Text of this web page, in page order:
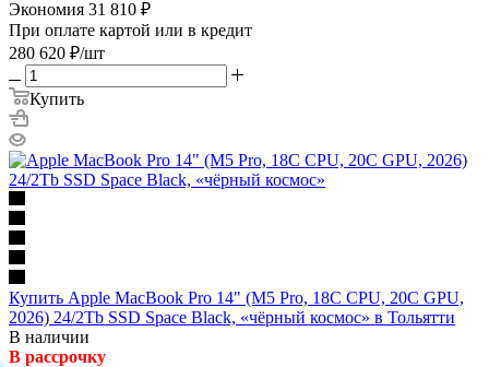
Экономия 31 810 ₽
При оплате картой или в кредит
280 620 ₽/шт
Купить
Купить Apple MacBook Pro 14" (M5 Pro, 18C CPU, 20C GPU,
2026) 24/2Tb SSD Space Black, «чёрный космос» в Тольятти
В наличии
В рассрочку